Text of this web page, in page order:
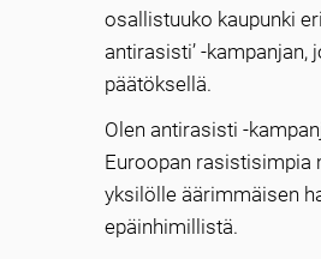
osallistuuko kaupunki
antirasisti’ -
päätöksellä.
Olen antirasisti -
Euroopan rasistisimpia
yksilölle äärimmäisen
epäinhimillistä.